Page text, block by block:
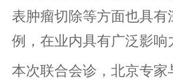
表肿瘤切除等方面也具
例，在业内具有广泛影响
本次联合会诊，北京专